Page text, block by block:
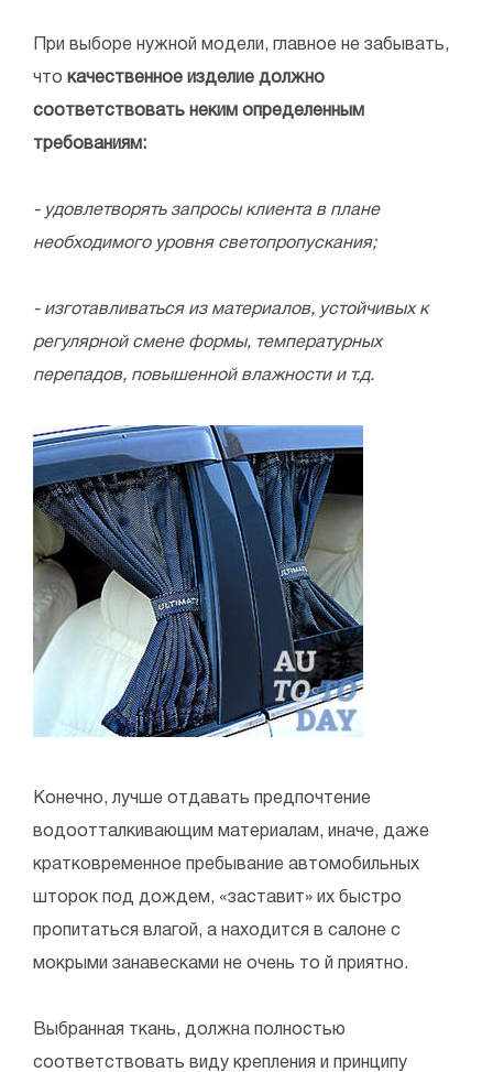
При выборе нужной модели, главное не забывать,
что качественное изделие должно
соответствовать неким определенным
требованиям:
- удовлетворять запросы клиента в плане
необходимого уровня светопропускания;
- изготавливаться из материалов, устойчивых к
регулярной смене формы, температурных
перепадов, повышенной влажности и т.д.
Конечно, лучше отдавать предпочтение
водоотталкивающим материалам, иначе, даже
кратковременное пребывание автомобильных
шторок под дождем, «заставит» их быстро
пропитаться влагой, а находится в салоне с
мокрыми занавесками не очень то й приятно.
Выбранная ткань, должна полностью
соответствовать виду крепления и принципу